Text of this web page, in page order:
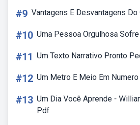
#9 Vantagens E Desvantagens Do
#10 Uma Pessoa Orgulhosa Sofre
#11 Um Texto Narrativo Pronto
#12 Um Metro E Meio Em Numero
#13 Um Dia Você Aprende -
Pdf